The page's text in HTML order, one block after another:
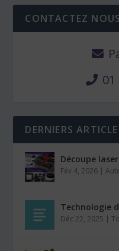
CONTACTEZ NOUS
01
DERNIERS
Découpe
Fév 4, 2026 |
Technologie
Déc 22, 2025 |